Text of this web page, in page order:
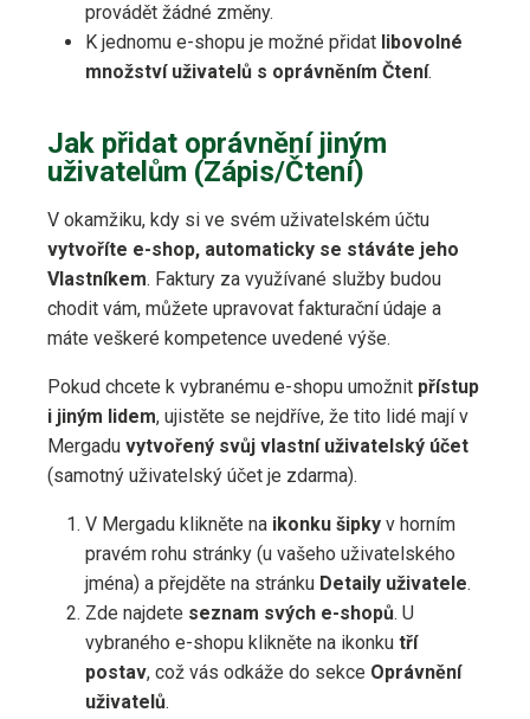
provádět žádné změny.
K jednomu e-shopu je možné přidat libovolné
množství uživatelů s oprávněním Čtení.
Jak přidat oprávnění jiným
uživatelům (Zápis/Čtení)
V okamžiku, kdy si ve svém uživatelském účtu
vytvoříte e-shop, automaticky se stáváte jeho
Vlastníkem. Faktury za využívané služby budou
chodit vám, můžete upravovat fakturační údaje a
máte veškeré kompetence uvedené výše.
Pokud chcete k vybranému e-shopu umožnit přístup
i jiným lidem, ujistěte se nejdříve, že tito lidé mají v
Mergadu vytvořený svůj vlastní uživatelský účet
(samotný uživatelský účet je zdarma).
V Mergadu klikněte na ikonku šipky v horním
pravém rohu stránky (u vašeho uživatelského
jména) a přejděte na stránku Detaily uživatele.
Zde najdete seznam svých e-shopů. U
vybraného e-shopu klikněte na ikonku tří
postav, což vás odkáže do sekce Oprávnění
uživatelů.